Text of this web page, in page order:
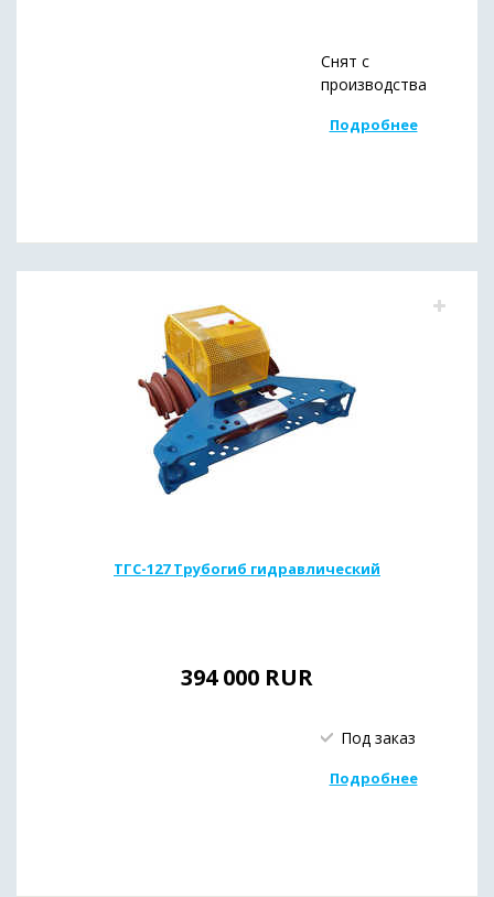
Снят с
производства
Подробнее
ТГС-127 Трубогиб гидравлический
394 000 RUR
Под заказ
Подробнее